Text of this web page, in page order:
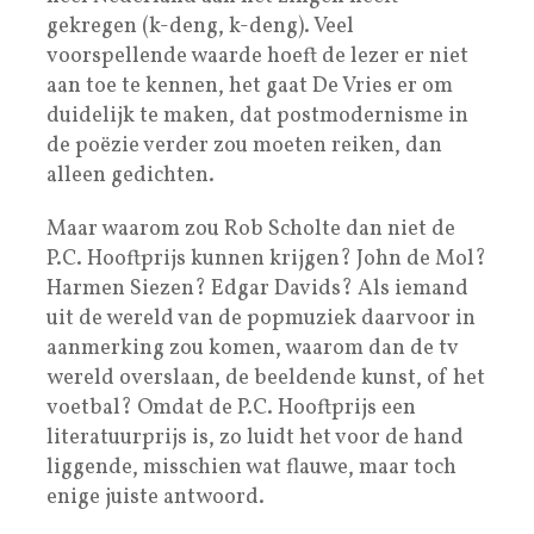
gekregen (k-deng, k-deng). Veel
voorspellende waarde hoeft de lezer er niet
aan toe te kennen, het gaat De Vries er om
duidelijk te maken, dat postmodernisme in
de poëzie verder zou moeten reiken, dan
alleen gedichten.
Maar waarom zou Rob Scholte dan niet de
P.C. Hooftprijs kunnen krijgen? John de Mol?
Harmen Siezen? Edgar Davids? Als iemand
uit de wereld van de popmuziek daarvoor in
aanmerking zou komen, waarom dan de tv
wereld overslaan, de beeldende kunst, of het
voetbal? Omdat de P.C. Hooftprijs een
literatuurprijs is, zo luidt het voor de hand
liggende, misschien wat flauwe, maar toch
enige juiste antwoord.